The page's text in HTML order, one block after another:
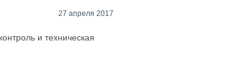
27 апреля 2017
и техническая